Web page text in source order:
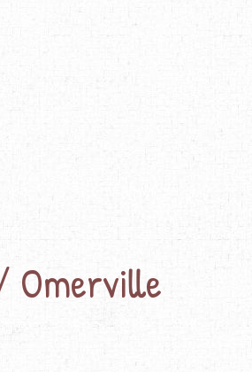
Omerville